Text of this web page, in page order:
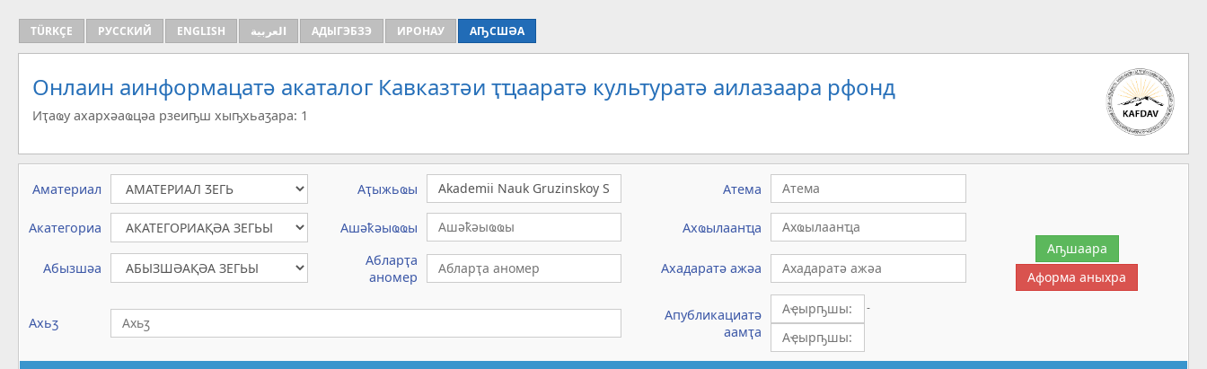
TÜRKÇE РУССКИЙ ENGLISH العربية АДЫГЭБЗЭ ИРОНАУ АҦСШӘА
Онлаин аинформацатә aкаталог Кавказтәи ҭҵааратә культуратә аилазаара рфонд
Иҭаҩу ахархәаҩцәа рзеиҧш хыҧхьаӡара: 1
Аматериал Аҭыжьҩы Атема
Акатегориа Ашәҟәыҩҩы Ахҩылаанҵа
Абызшәа
Абларҭа
аномер
Ахадаратә ажәа
Ахьӡ
Апубликациатә
аамҭа
-